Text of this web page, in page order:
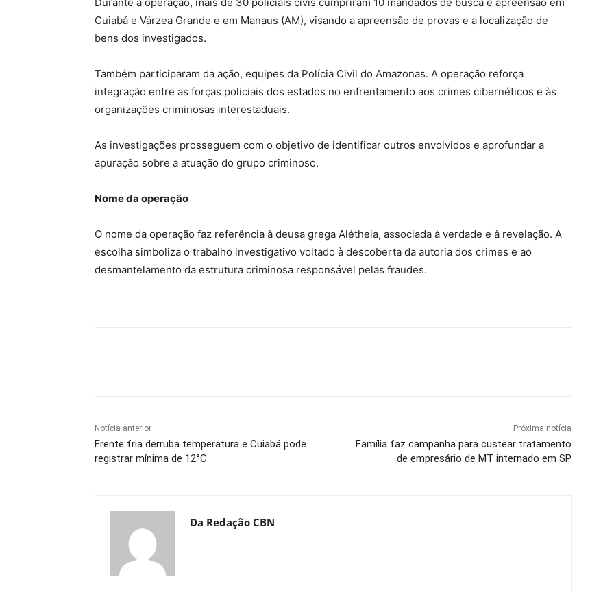
Cuiabá e Várzea Grande e em Manaus (AM), visando a apreensão de provas e a localização de
bens dos investigados.
Também participaram da ação, equipes da Polícia Civil do Amazonas. A operação reforça
integração entre as forças policiais dos estados no enfrentamento aos crimes cibernéticos e às
organizações criminosas interestaduais.
As investigações prosseguem com o objetivo de identificar outros envolvidos e aprofundar a
apuração sobre a atuação do grupo criminoso.
Nome da operação
O nome da operação faz referência à deusa grega Alétheia, associada à verdade e à revelação. A
escolha simboliza o trabalho investigativo voltado à descoberta da autoria dos crimes e ao
desmantelamento da estrutura criminosa responsável pelas fraudes.
Notícia anterior
Frente fria derruba temperatura e Cuiabá pode
registrar mínima de 12°C
Próxima notícia
Família faz campanha para custear tratamento
de empresário de MT internado em SP
Da Redação CBN